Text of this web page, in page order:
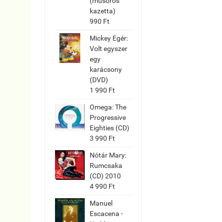
kazetta)
990 Ft
Mickey Egér:
Volt egyszer
egy
karácsony
(DVD)
1 990 Ft
Omega: The
Progressive
Eighties (CD)
3 990 Ft
Nótár Mary:
Rumcsaka
(CD) 2010
4 990 Ft
Manuel
Escacena -